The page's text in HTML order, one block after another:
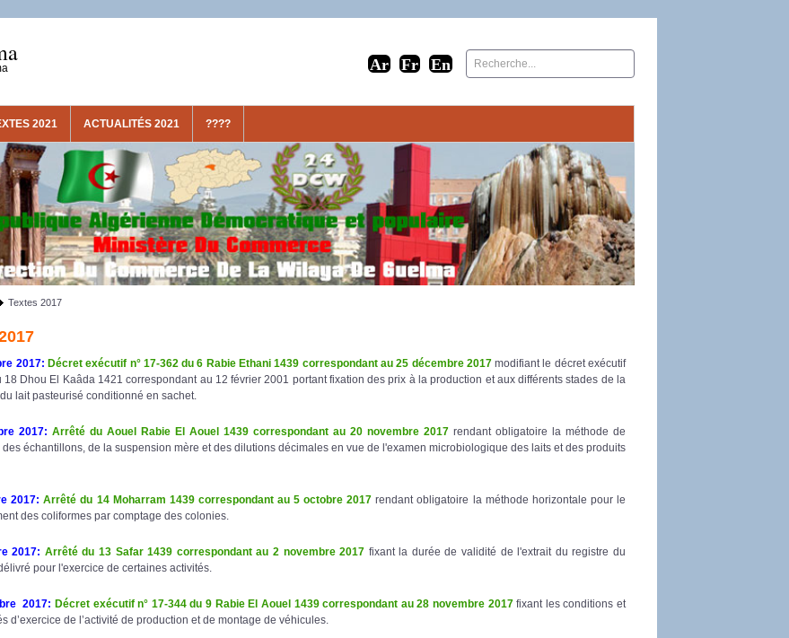
2021 ACTUALITÉS 2021 ????
Textes 2017
2017: Décret exécutif n° 17-362 du 6 Rabie Ethani 1439 correspondant au 25 décembre 2017modifiant le décret exécutif
18 Dhou El Kaâda 1421 correspondant au 12 février 2001 portant fixation des prix à la production et aux différents stades de la
lait pasteurisé conditionné en sachet.
2017: Arrêté du Aouel Rabie El Aouel 1439 correspondant au 20 novembre 2017 rendant obligatoire la méthode de
échantillons, de la suspension mère et des dilutions décimales en vue de l'examen microbiologique des laits et des produits
2017: Arrêté du 14 Moharram 1439 correspondant au 5 octobre 2017 rendant obligatoire la méthode horizontale pour le
des coliformes par comptage des colonies.
2017: Arrêté du 13 Safar 1439 correspondant au 2 novembre 2017 fixant la durée de validité de l'extrait du registre du
pour l'exercice de certaines activités.
2017: Décret exécutif n° 17-344 du 9 Rabie El Aouel 1439 correspondant au 28 novembre 2017fixant les conditions et
d’exercice de l’activité de production et de montage de véhicules.